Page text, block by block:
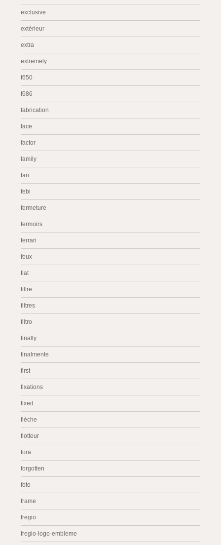
exclusive
extérieur
extra
extremely
f650
f686
fabrication
face
factor
family
fari
febi
fermeture
fermoirs
ferrari
feux
fiat
filtre
filtres
filtro
finally
finalmente
first
fixations
fixed
flèche
flotteur
fora
forgotten
foto
frame
fregio
fregio-logo-embleme